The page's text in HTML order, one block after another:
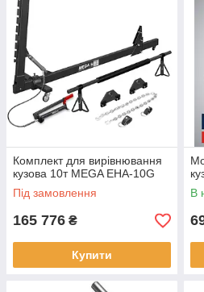
Комплект для вирівнювання
кузова 10т MEGA EHA-10G
Під замовлення
165 776 ₴
Купити
В